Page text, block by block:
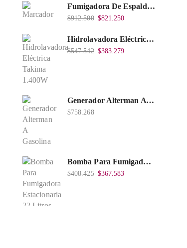
Fumigadora De Espalda Alterman Gasolina 2T, 26 Cc, Bomba Nylon Libre Mantenimiento, Tf900-A.
$912.500 $821.250
Hidrolavadora Eléctrica Takima 1.400W 1.600Psi, Tkepw-1600-A.
$547.542 $383.279
Generador Alterman A Gasolina 2T, 950W, Encendido Manual, 120 V, Con Chasis, EGG950-I.
$758.268
Bomba Para Fumigadora Estacionaria 22 Litros, Xp22-I.
$408.425 $367.583